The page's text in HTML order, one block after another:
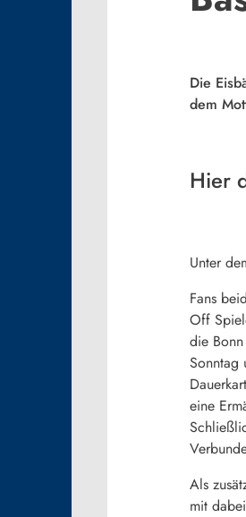
Die
dem
Hier
Unter
Fans
Off
die
Sonntag
eine
Als
mit